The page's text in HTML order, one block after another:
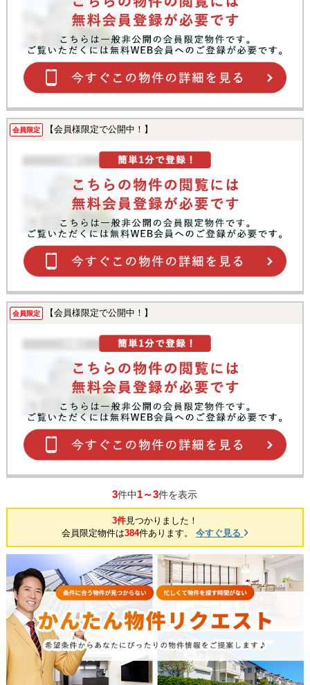
会員限定 【会員様限定で公開中！】
会員限定 【会員様限定で公開中！】
3件中1～3件を表示
3件見つかりました！
会員限定物件は384件あります。 今すぐ見る